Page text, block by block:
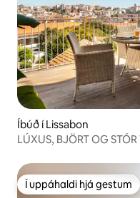
Íbúð í Lissabon
LÚXUS, BJÖRT OG
Í uppáhaldi hjá gestum
Í uppáhaldi hjá gestum